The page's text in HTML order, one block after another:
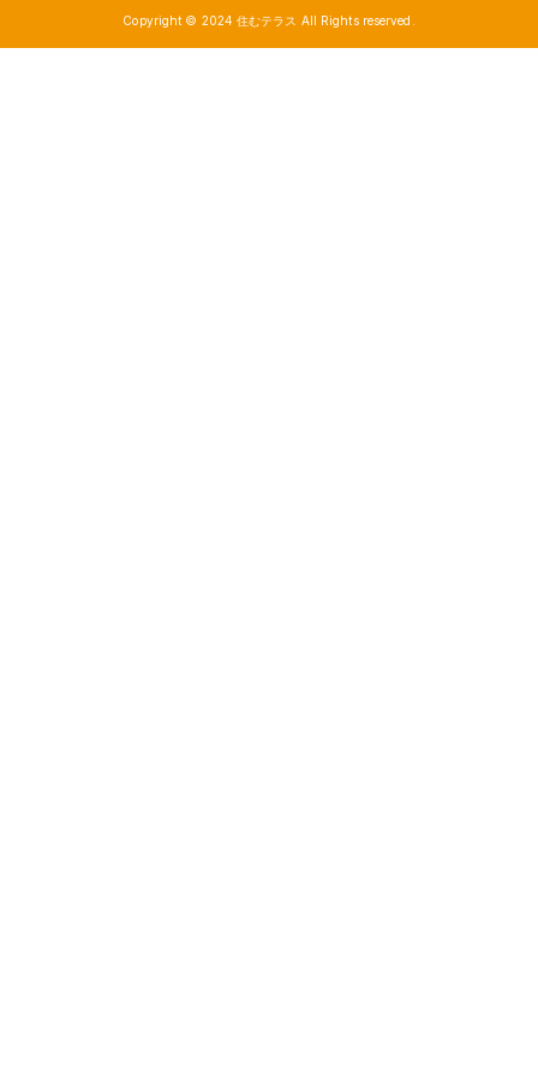
Copyright © 2024 住むテラス All Rights reserved.